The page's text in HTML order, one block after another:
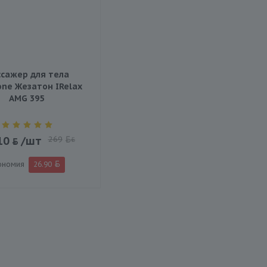
для тела
Жезатон IRelax
AMG 395
/шт 269 BYN
26.90